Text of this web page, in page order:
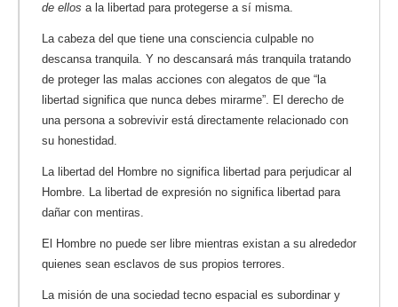
de ellos a la libertad para protegerse a sí misma.
La cabeza del que tiene una consciencia culpable no
descansa tranquila. Y no descansará más tranquila tratando
de proteger las malas acciones con alegatos de que “la
libertad significa que nunca debes mirarme”. El derecho de
una persona a sobrevivir está directamente relacionado con
su honestidad.
La libertad del Hombre no significa libertad para perjudicar al
Hombre. La libertad de expresión no significa libertad para
dañar con mentiras.
El Hombre no puede ser libre mientras existan a su alrededor
quienes sean esclavos de sus propios terrores.
La misión de una sociedad tecno espacial es subordinar y